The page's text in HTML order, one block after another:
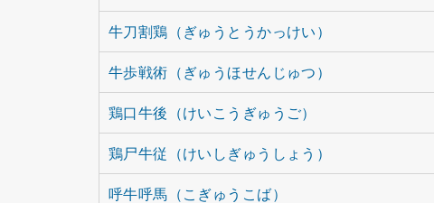
牛刀割鶏（ぎゅうとうかっけい）
牛歩戦術（ぎゅうほせんじゅつ）
鶏口牛後（けいこうぎゅうご）
鶏尸牛従（けいしぎゅうしょう）
呼牛呼馬（こぎゅうこば）